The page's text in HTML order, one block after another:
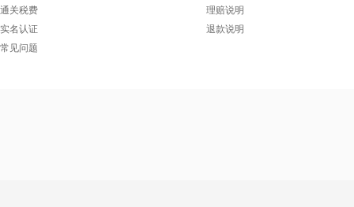
通关税费
实名认证
常见问题
理赔说明
退款说明